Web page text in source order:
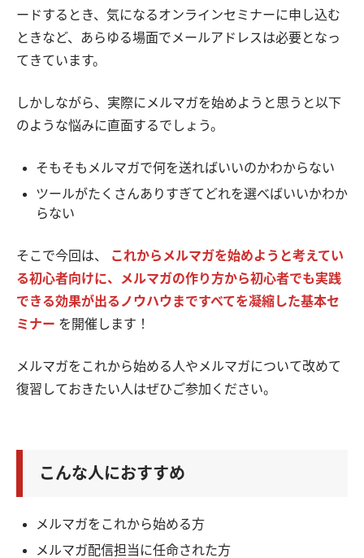
ードするとき、気になるオンラインセミナーに申し込む
ときなど、あらゆる場面でメールアドレスは必要となっ
てきています。
しかしながら、実際にメルマガを始めようと思うと以下
のような悩みに直面するでしょう。
そもそもメルマガで何を送ればいいのかわからない
ツールがたくさんありすぎてどれを選べばいいかわか
らない
そこで今回は、
これからメルマガを始めようと考えてい
る初心者向けに、メルマガの作り方から初心者でも実践
できる効果が出るノウハウまですべてを凝縮した基本セ
ミナー を開催します！
メルマガをこれから始める人やメルマガについて改めて
復習しておきたい人はぜひご参加ください。
こんな人におすすめ
メルマガをこれから始める方
メルマガ配信担当に任命された方